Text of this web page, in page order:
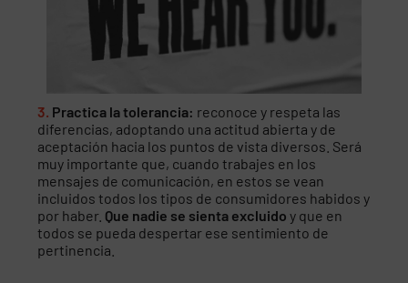
3. Practica la tolerancia: reconoce y respeta las
diferencias, adoptando una actitud abierta y de
aceptación hacia los puntos de vista diversos. Será
muy importante que, cuando trabajes en los
mensajes de comunicación, en estos se vean
incluidos todos los tipos de consumidores habidos y
por haber. Que nadie se sienta excluido y que en
todos se pueda despertar ese sentimiento de
pertinencia.